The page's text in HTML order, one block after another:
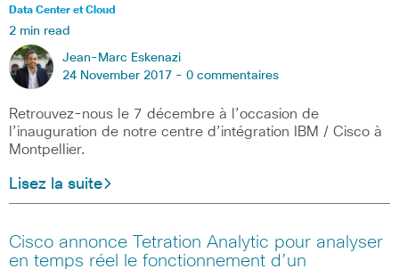
Data Center et Cloud
2 min read
Jean-Marc Eskenazi
24 November 2017 - 0 commentaires
Retrouvez-nous le 7 décembre à l’occasion de
l’inauguration de notre centre d’intégration IBM / Cisco à
Montpellier.
Lisez la suite
Cisco annonce Tetration Analytic pour analyser
en temps réel le fonctionnement d’un